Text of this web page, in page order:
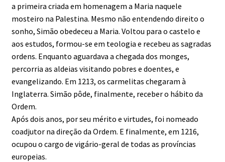
a primeira criada em homenagem a Maria naquele
mosteiro na Palestina. Mesmo não entendendo direito o
sonho, Simão obedeceu a Maria. Voltou para o castelo e
aos estudos, formou-se em teologia e recebeu as sagradas
ordens. Enquanto aguardava a chegada dos monges,
percorria as aldeias visitando pobres e doentes, e
evangelizando. Em 1213, os carmelitas chegaram à
Inglaterra. Simão pôde, finalmente, receber o hábito da
Ordem.
Após dois anos, por seu mérito e virtudes, foi nomeado
coadjutor na direção da Ordem. E finalmente, em 1216,
ocupou o cargo de vigário-geral de todas as províncias
europeias.